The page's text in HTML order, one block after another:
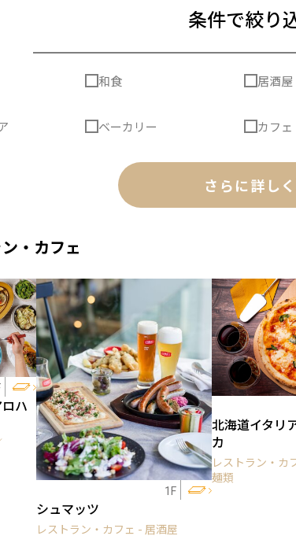
条件で絞り
和食 居酒屋
ベーカリー カフェ
さらに詳しく
・カフェ
ハ
1F
シュマッツ
レストラン・カフェ - 居酒屋
北海道イタリ
カ
レストラン・カ
麺類